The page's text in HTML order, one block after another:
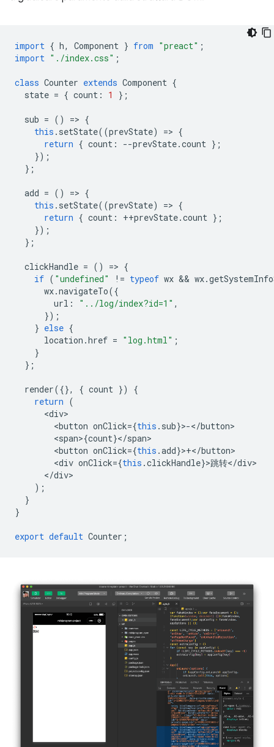
import { h, Component } from "preact" ;
import "./index.css" ;
class Counter extends Component {
state = { count : 1 };
sub = () => {
this . setState((prevState) => {
return { count : --prevState.count };
});
};
add = () => {
this . setState((prevState) => {
return { count : ++prevState.count };
});
};
clickHandle = () => {
if ( "undefined" != typeof wx && wx.
wx.navigateTo({
url : "../log/index?id=1" ,
});
} else {
location .href = "log.html" ;
}
};
render({}, { count })
{
return (
<div
<button onClick={this . sub}>-</button
<span>{count}</span
<button onClick={this .add}>+</button
<div onClick={this .clickHandle}>跳转</div
</div
);
}
}
export default Counter ;